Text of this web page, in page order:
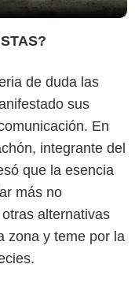
de duda las
sus
En
integrante del
que la esencia
más no
alternativas
zona y teme por la